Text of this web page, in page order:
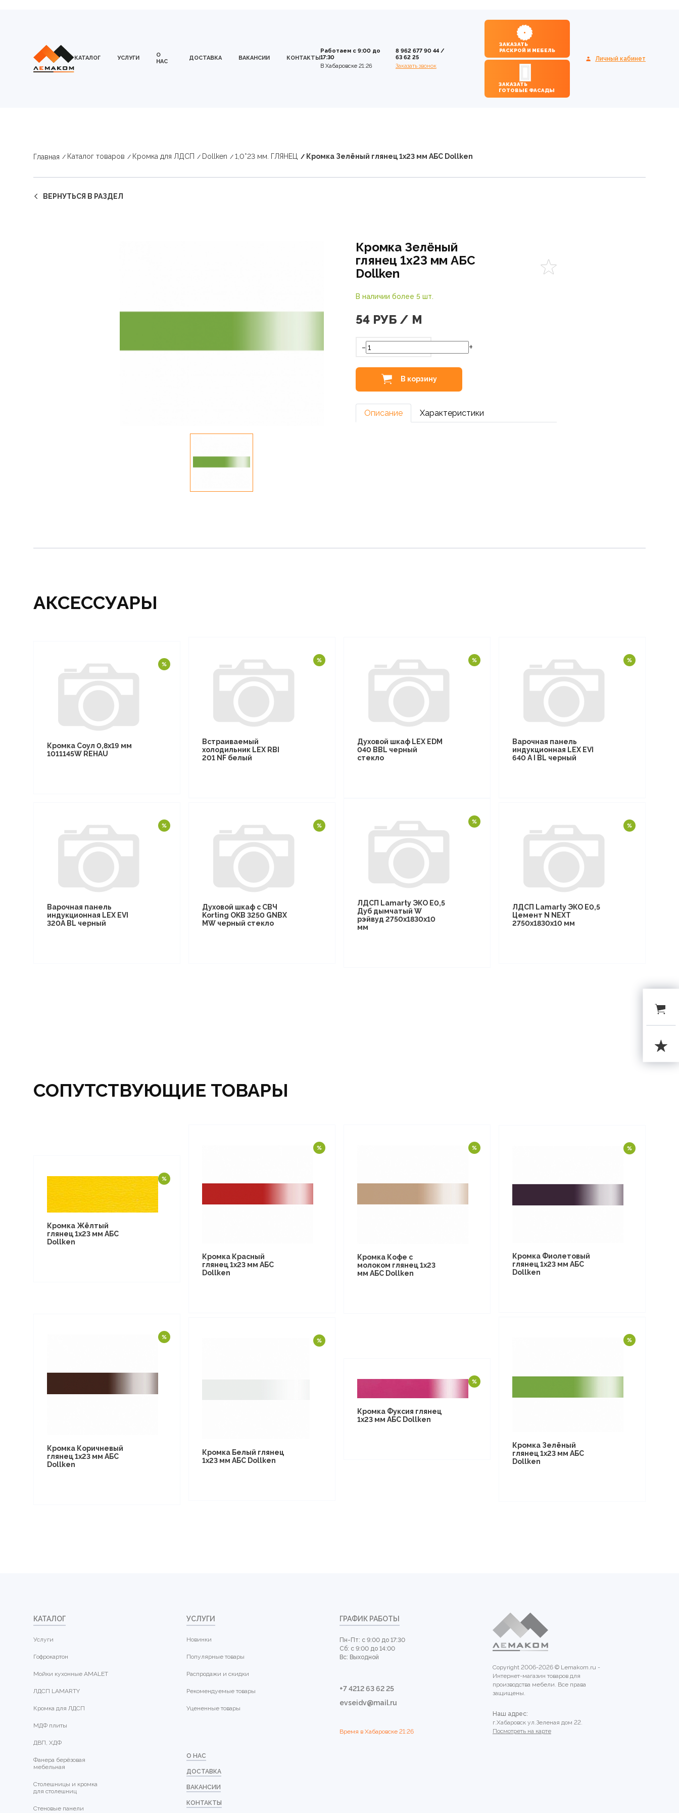
КАТАЛОГ УСЛУГИ
О
НАС
ДОСТАВКА ВАКАНСИИ КОНТАКТЫ
Работаем с 9:00 до
17:30
В Хабаровске 21:26
8 962 677 90 44/
63 62 25
Заказать звонок
ЗАКАЗАТЬ
РАСКРОЙ И МЕБЕЛЬ
ЗАКАЗАТЬ
ГОТОВЫЕ ФАСАДЫ
Личный кабинет
Главная Каталог товаров Кромка для ЛДСП Dollken 1,0*23 мм. ГЛЯНЕЦ Кромка Зелёный глянец 1х23 мм АБС Dollken
ВЕРНУТЬСЯ В РАЗДЕЛ
Кромка Зелёный
глянец 1х23 мм АБС
Dollken
В наличии более 5 шт.
54 РУБ / М
- +
В корзину
Описание Характеристики
АКСЕССУАРЫ
Кромка Соул 0,8х19 мм
1011145W REHAU
Встраиваемый
холодильник LEX RBI
201 NF белый
Духовой шкаф LEX EDM
040 BBL черный
стекло
Варочная панель
индукционная LEX EVI
640 A I BL черный
Варочная панель
индукционная LEX EVI
320A BL черный
Духовой шкаф с СВЧ
Korting OKB 3250 GNBX
MW черный стекло
ЛДСП Lamarty ЭКО E0,5
Дуб дымчатый W
рэйвуд 2750х1830х10
мм
ЛДСП Lamarty ЭКО E0,5
Цемент N NEXT
2750х1830х10 мм
СОПУТСТВУЮЩИЕ ТОВАРЫ
Кромка Жёлтый
глянец 1х23 мм АБС
Dollken
Кромка Красный
глянец 1х23 мм АБС
Dollken
Кромка Кофе с
молоком глянец 1х23
мм АБС Dollken
Кромка Фиолетовый
глянец 1х23 мм АБС
Dollken
Кромка Коричневый
глянец 1х23 мм АБС
Dollken
Кромка Белый глянец
1х23 мм АБС Dollken
Кромка Фуксия глянец
1х23 мм АБС Dollken
Кромка Зелёный
глянец 1х23 мм АБС
Dollken
КАТАЛОГ
Услуги
Гофрокартон
Мойки кухонные AMALET
ЛДСП LAMARTY
Кромка для ЛДСП
МДФ плиты
ДВП, ХДФ
Фанера берёзовая
мебельная
Столешницы и кромка
для столешниц
Стеновые панели
УСЛУГИ
Новинки
Популярные товары
Распродажи и скидки
Рекомендуемые товары
Уцененные товары
О НАС
ДОСТАВКА
ВАКАНСИИ
КОНТАКТЫ
ГРАФИК РАБОТЫ
Пн-Пт: с 9:00 до 17:30
Сб: с 9:00 до 14:00
Вс: Выходной
+7 4212 63 62 25
evseidv@mail.ru
Время в Хабаровске 21:26
Copyright 2006-2026 © Lemakom.ru -
Интернет-магазин товаров для
производства мебели. Все права
защищены.
Наш адрес:
г.Хабаровск ул.Зеленая дом 22.
Посмотреть на карте